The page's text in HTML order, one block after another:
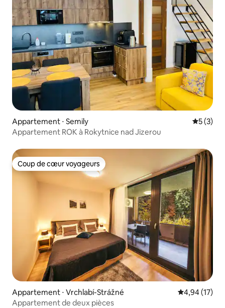
Appartement ⋅ Semily
5 (3)
Appartement ROK à Rokytnice nad Jizerou
Coup de cœur voyageurs
Coup de cœur voyageurs
Appartement ⋅ Vrchlabí-Strážné Évaluation
4,94 (17)
Appartement de deux pièces